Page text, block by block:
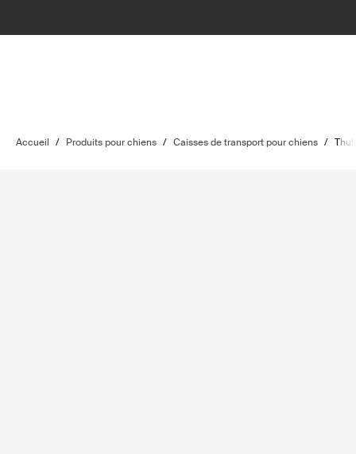
Accueil / Produits pour chiens / Caisses de transport pour chiens /